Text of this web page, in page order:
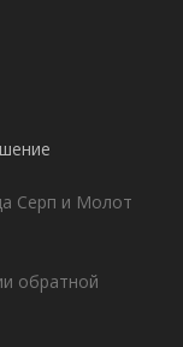
Серп и Молот
обратной